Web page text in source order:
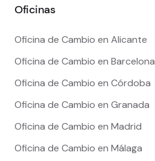
Oficinas
Oficina de Cambio en Alicante
Oficina de Cambio en Barcelona
Oficina de Cambio en Córdoba
Oficina de Cambio en Granada
Oficina de Cambio en Madrid
Oficina de Cambio en Málaga